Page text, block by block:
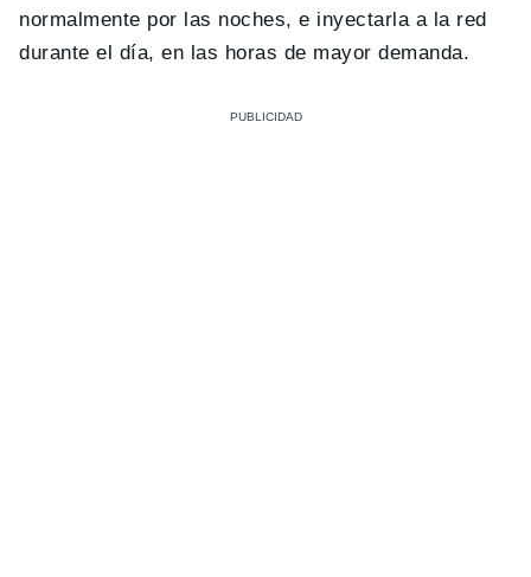
normalmente por las noches, e inyectarla a la red
durante el día, en las horas de mayor demanda.